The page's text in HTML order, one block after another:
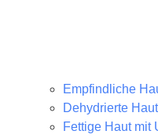
Empfindliche
Dehydrierte Haut
Fettige Haut mit